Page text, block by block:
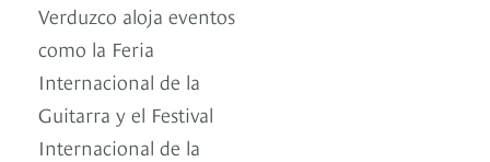
Verduzco aloja eventos
como la Feria
Internacional de la
Guitarra y el Festival
Internacional de la